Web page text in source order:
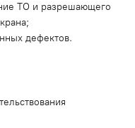
ТО и разрешающего
дефектов.